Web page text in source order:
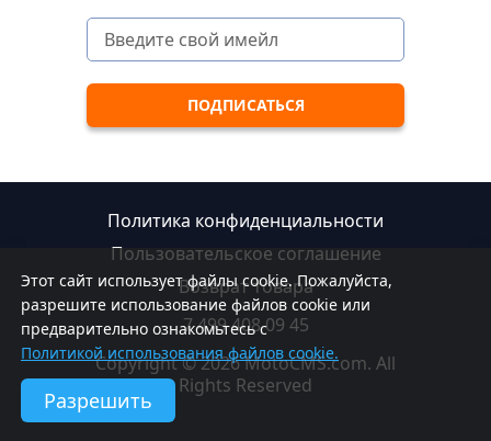
Этот сайт использует файлы cookie. Пожалуйста,
разрешите использование файлов cookie или
предварительно ознакомьтесь с
Политикой использования файлов cookie.
Разрешить
Политика конфиденциальности
Пользовательское соглашение
Возврат товара
7 499 408 09 45
Copyright © 2026 MotoCMS.com. All
Rights Reserved